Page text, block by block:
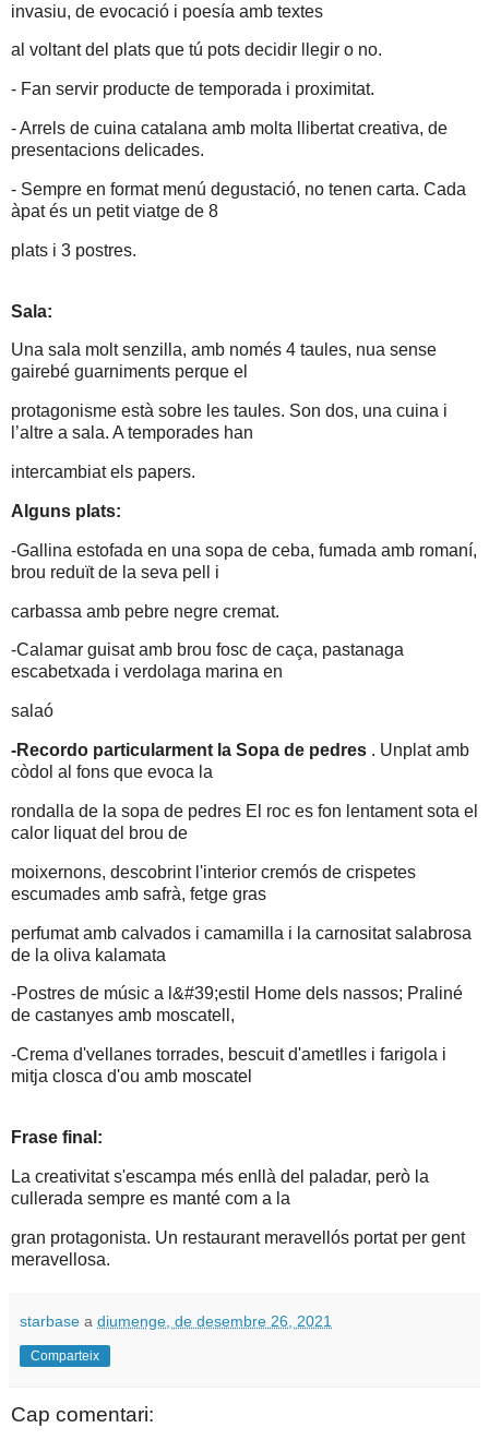
invasiu, de evocació i poesía amb textes
al voltant del plats que tú pots decidir llegir o no.
- Fan servir producte de temporada i proximitat.
- Arrels de cuina catalana amb molta llibertat creativa, de
presentacions delicades.
- Sempre en format menú degustació, no tenen carta. Cada
àpat és un petit viatge de 8
plats i 3 postres.
Sala:
Una sala molt senzilla, amb només 4 taules, nua sense
gairebé guarniments perque el
protagonisme està sobre les taules. Son dos, una cuina i
l’altre a sala. A temporades han
intercambiat els papers.
Alguns plats:
-Gallina estofada en una sopa de ceba, fumada amb romaní,
brou reduït de la seva pell i
carbassa amb pebre negre cremat.
-Calamar guisat amb brou fosc de caça, pastanaga
escabetxada i verdolaga marina en
salaó
-Recordo particularment la Sopa de pedres . Unplat amb
còdol al fons que evoca la
rondalla de la sopa de pedres El roc es fon lentament sota el
calor liquat del brou de
moixernons, descobrint l'interior cremós de crispetes
escumades amb safrà, fetge gras
perfumat amb calvados i camamilla i la carnositat salabrosa
de la oliva kalamata
-Postres de músic a l&#39;estil Home dels nassos; Praliné
de castanyes amb moscatell,
-Crema d'vellanes torrades, bescuit d'ametlles i farigola i
mitja closca d'ou amb moscatel
Frase final:
La creativitat s'escampa més enllà del paladar, però la
cullerada sempre es manté com a la
gran protagonista. Un restaurant meravellós portat per gent
meravellosa.
starbase a diumenge, de desembre 26, 2021
Comparteix
Cap comentari: